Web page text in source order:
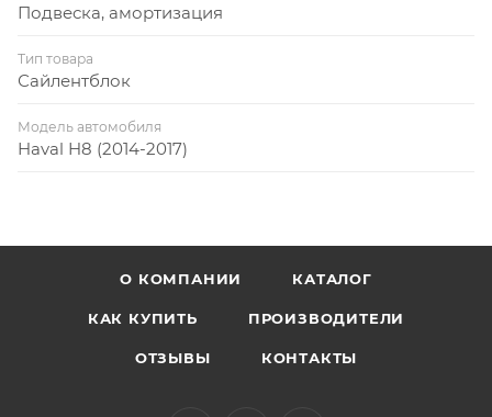
Подвеска, амортизация
Тип товара
Сайлентблок
Модель автомобиля
Haval H8 (2014-2017)
О КОМПАНИИ КАТАЛОГ
КАК КУПИТЬ ПРОИЗВОДИТЕЛИ
ОТЗЫВЫ КОНТАКТЫ